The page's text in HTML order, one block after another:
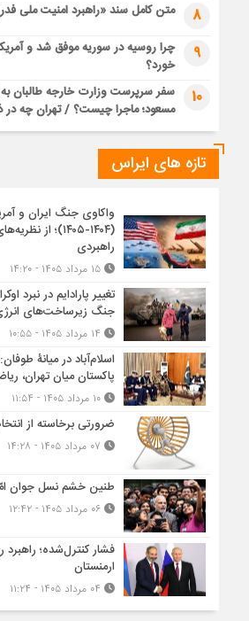
8 متن کامل سند «راهبرد امنیت ملی
9
چرا روسیه در سوریه موفق شد و
خورد؟
10
سفر سرپرست وزارت خارجه طالبان به
مسعود؛ ماجرا چیست؟ / تهران چه در
تازه های ایراس
واکاوی جنگ ایران و
(۱۴۰۴-۱۴۰۵)؛ از
راهبردی
۱۵ مرداد ۱۴۰۵ - ۱۴:۲۰
تغییر پارادایم در نبرد
جنگ زیرساخت‌های
اسلام‌آباد در میانۀ
پاکستان میان تهران،
۱۰ مرداد ۱۴۰۵ - ۱۱:۵۴
ضرورتی برخاسته از
طنین خشم نسل جوان
۰۶ مرداد ۱۴۰۵ - ۱۲:۴۲
فشار کنترل‌شده؛
ارمنستان